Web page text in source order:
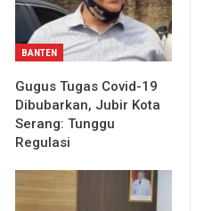
BANTEN
Gugus Tugas Covid-19
Dibubarkan, Jubir Kota
Serang: Tunggu
Regulasi